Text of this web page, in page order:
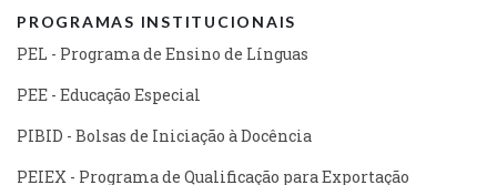
PROGRAMAS INSTITUCIONAIS
PEL - Programa de Ensino de Línguas
PEE - Educação Especial
PIBID - Bolsas de Iniciação à Docência
PEIEX - Programa de Qualificação para Exportação